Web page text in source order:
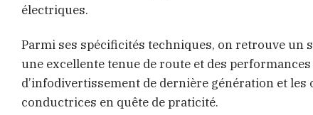
électriques.
Parmi ses spécificités techniques, on retrouve
une excellente tenue de route et des
d’infodivertissement de dernière génération et
conductrices en quête de praticité.